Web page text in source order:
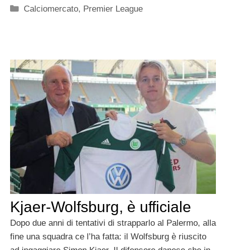
Categorie
Calciomercato, Premier League
Kjaer-Wolfsburg, è ufficiale
Dopo due anni di tentativi di strapparlo al Palermo, alla
fine una squadra ce l’ha fatta: il Wolfsburg è riuscito